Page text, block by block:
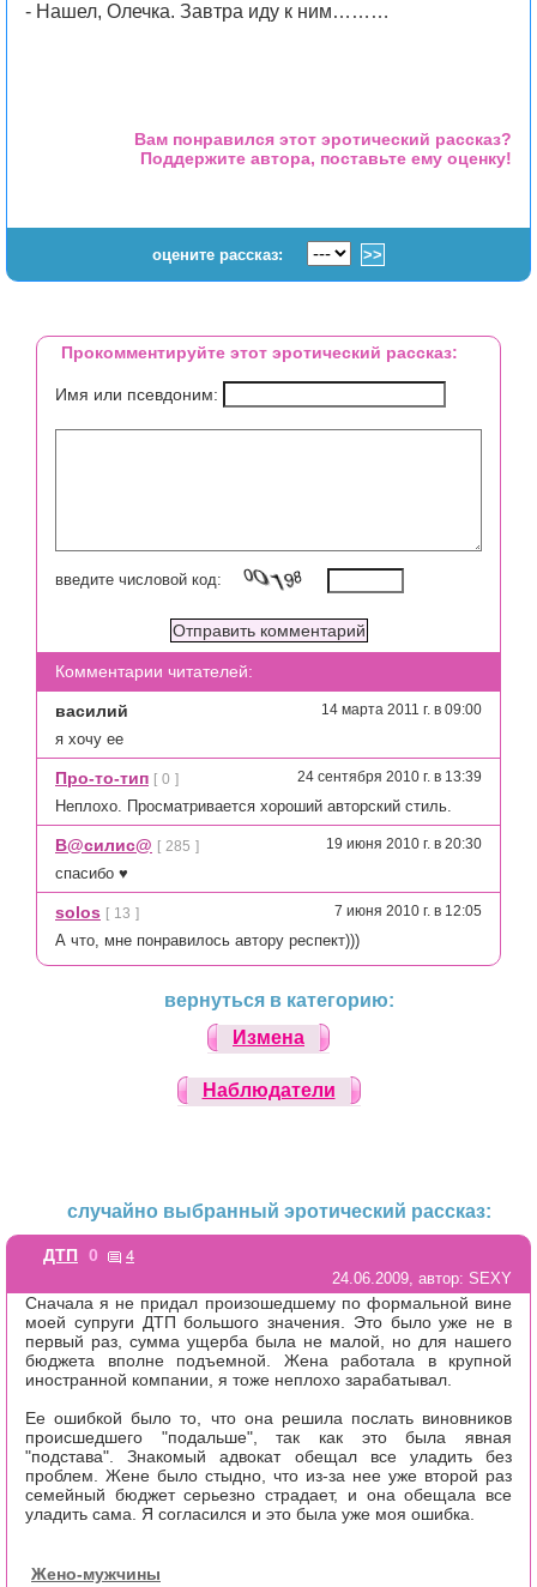
- Нашел, Олечка. Завтра иду к ним………
Вам понравился этот эротический рассказ?
Поддержите автора, поставьте ему оценку!
оцените рассказ:
Прокомментируйте этот эротический рассказ:
Имя или псевдоним:
введите числовой код:
Комментарии читателей:
василий 14 марта 2011 г. в 09:00
я хочу ее
Про-то-тип [ 0 ] 24 сентября 2010 г. в 13:39
Неплохо. Просматривается хороший авторский стиль.
В@силис@ [ 285 ] 19 июня 2010 г. в 20:30
спасибо ♥
solos [ 13 ] 7 июня 2010 г. в 12:05
А что, мне понравилось автору респект)))
вернуться в категорию:
Измена
Наблюдатели
случайно выбранный эротический рассказ:
ДТП 0 4
24.06.2009, автор: SEXY
Сначала я не придал произошедшему по формальной вине
моей супруги ДТП большого значения. Это было уже не в
первый раз, сумма ущерба была не малой, но для нашего
бюджета вполне подъемной. Жена работала в крупной
иностранной компании, я тоже неплохо зарабатывал.
Ее ошибкой было то, что она решила послать виновников
происшедшего "подальше", так как это была явная
"подстава". Знакомый адвокат обещал все уладить без
проблем. Жене было стыдно, что из-за нее уже второй раз
семейный бюджет серьезно страдает, и она обещала все
уладить сама. Я согласился и это была уже моя ошибка.
Жено-мужчины